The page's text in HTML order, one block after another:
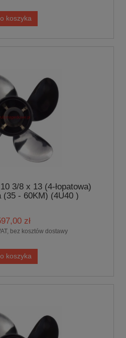
koszyka
3/8 x 13 (4-łopatowa)
(35 - 60KM) (4U40 )
zł
bez kosztów dostawy
koszyka